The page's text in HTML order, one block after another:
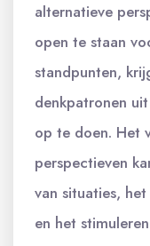
alternatieve
open te staan
standpunten,
denkpatronen
op te doen. Het
perspectieven
van situaties,
en het